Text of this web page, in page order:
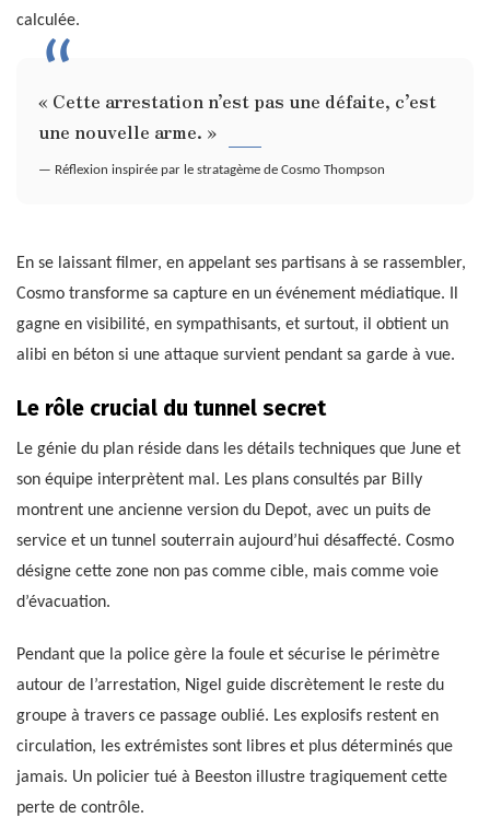
calculée.
« Cette arrestation n’est pas une défaite, c’est
une nouvelle arme. »
— Réflexion inspirée par le stratagème de Cosmo Thompson
En se laissant filmer, en appelant ses partisans à se rassembler,
Cosmo transforme sa capture en un événement médiatique. Il
gagne en visibilité, en sympathisants, et surtout, il obtient un
alibi en béton si une attaque survient pendant sa garde à vue.
Le rôle crucial du tunnel secret
Le génie du plan réside dans les détails techniques que June et
son équipe interprètent mal. Les plans consultés par Billy
montrent une ancienne version du Depot, avec un puits de
service et un tunnel souterrain aujourd’hui désaffecté. Cosmo
désigne cette zone non pas comme cible, mais comme voie
d’évacuation.
Pendant que la police gère la foule et sécurise le périmètre
autour de l’arrestation, Nigel guide discrètement le reste du
groupe à travers ce passage oublié. Les explosifs restent en
circulation, les extrémistes sont libres et plus déterminés que
jamais. Un policier tué à Beeston illustre tragiquement cette
perte de contrôle.